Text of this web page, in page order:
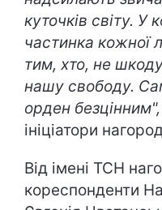
куточків світу. У
частинка кожної
тим, хто, не
нашу свободу.
орден безцінним",
ініціатори
Від імені ТСН
кореспонденти